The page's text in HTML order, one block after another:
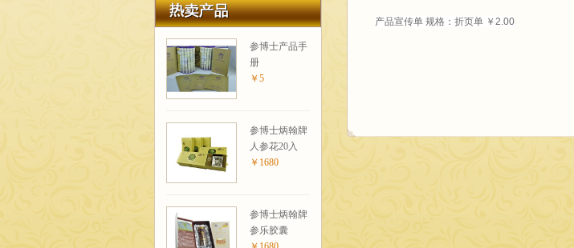
参博士产品手
册
￥5
参博士炳翰牌
人参花20入
￥1680
参博士炳翰牌
参乐胶囊
产品宣传单 规格：折页单 ￥2.00